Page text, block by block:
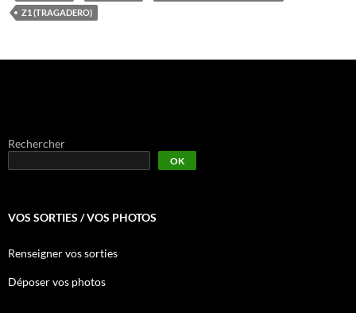
Z1 (TRAGADERO)
Rechercher
OK
VOS SORTIES / VOS PHOTOS
Renseigner vos sorties
Déposer vos photos